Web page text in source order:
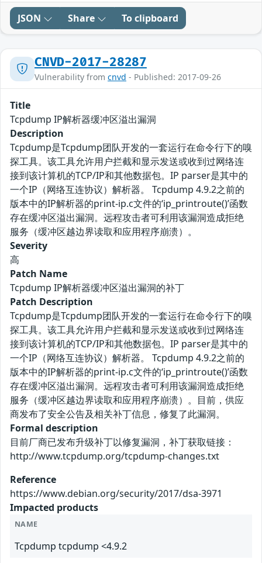
JSON Share To clipboard
CNVD-2017-28287
Vulnerability from cnvd - Published: 2017-09-26
Title
Tcpdump IP解析器缓冲区溢出漏洞
Description
Tcpdump是Tcpdump团队开发的一套运行在命令行下的嗅
探工具。该工具允许用户拦截和显示发送或收到过网络连
接到该计算机的TCP/IP和其他数据包。IP parser是其中的
一个IP（网络互连协议）解析器。 Tcpdump 4.9.2之前的
版本中的IP解析器的print-ip.c文件的‘ip_printroute()’函数
存在缓冲区溢出漏洞。远程攻击者可利用该漏洞造成拒绝
服务（缓冲区越边界读取和应用程序崩溃）。
Severity
高
Patch Name
Tcpdump IP解析器缓冲区溢出漏洞的补丁
Patch Description
Tcpdump是Tcpdump团队开发的一套运行在命令行下的嗅
探工具。该工具允许用户拦截和显示发送或收到过网络连
接到该计算机的TCP/IP和其他数据包。IP parser是其中的
一个IP（网络互连协议）解析器。 Tcpdump 4.9.2之前的
版本中的IP解析器的print-ip.c文件的‘ip_printroute()’函数
存在缓冲区溢出漏洞。远程攻击者可利用该漏洞造成拒绝
服务（缓冲区越边界读取和应用程序崩溃）。目前，供应
商发布了安全公告及相关补丁信息，修复了此漏洞。
Formal description
目前厂商已发布升级补丁以修复漏洞，补丁获取链接：
http://www.tcpdump.org/tcpdump-changes.txt
Reference
https://www.debian.org/security/2017/dsa-3971
Impacted products
NAME
Tcpdump tcpdump <4.9.2